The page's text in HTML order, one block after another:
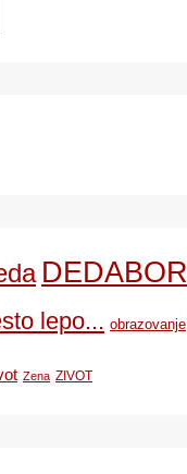
DEDABOR
lepo... obrazovanje
Zena ZIVOT